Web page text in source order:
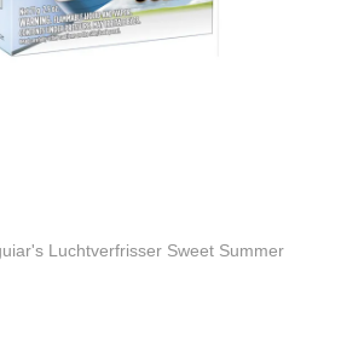
Luchtverfrisser Sweet Summer